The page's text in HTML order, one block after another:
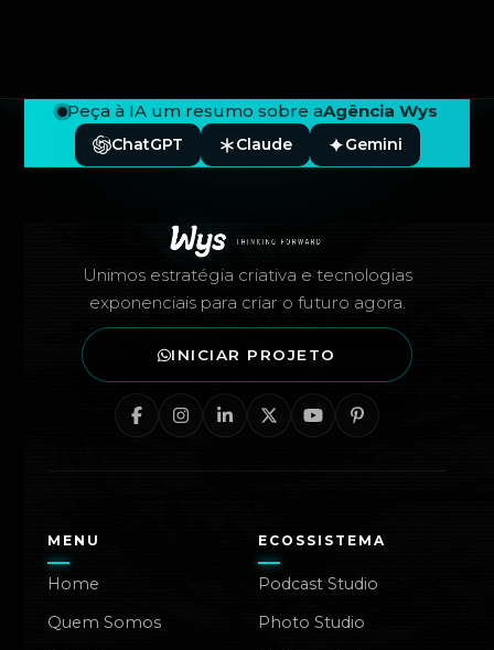
Peça à IA um resumo sobre aAgência Wys
ChatGPT Claude Gemini
Unimos estratégia criativa e tecnologias
exponenciais para criar o futuro agora.
INICIAR PROJETO
MENU
Home
Quem Somos
ECOSSISTEMA
Podcast Studio
Photo Studio